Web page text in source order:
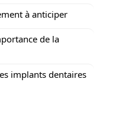
à anticiper
de la
implants dentaires